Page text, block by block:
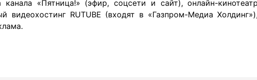
канала «Пятница!» (эфир, соцсети и сайт), онлайн-
видеохостинг RUTUBE (входят в «Газпром-Медиа